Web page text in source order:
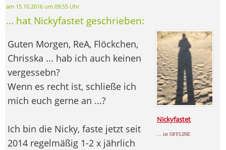
am 15.10.2016 um 09:55 Uhr
... hat Nickyfastet geschrieben:
Nickyfastet
... ist OFFLINE
Guten Morgen, ReA, Flöckchen,
Chrisska ... hab ich auch keinen
vergessebn?
Wenn es recht ist, schließe ich
mich euch gerne an ...?
Ich bin die Nicky, faste jetzt seit
2014 regelmäßig 1-2 x jährlich